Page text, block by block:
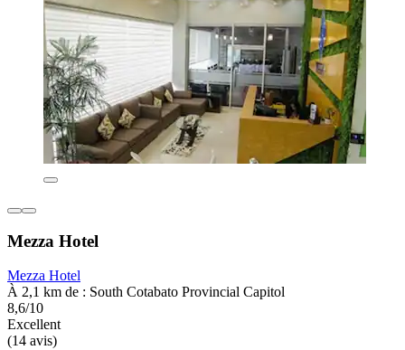
Mezza Hotel
Mezza Hotel
À 2,1 km de : South Cotabato Provincial Capitol
8,6/10
Excellent
(14 avis)